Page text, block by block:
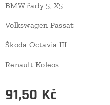
BMW řady 5, X5
Volkswagen Passat
Škoda Octavia III
Renault Koleos
91,50 Kč